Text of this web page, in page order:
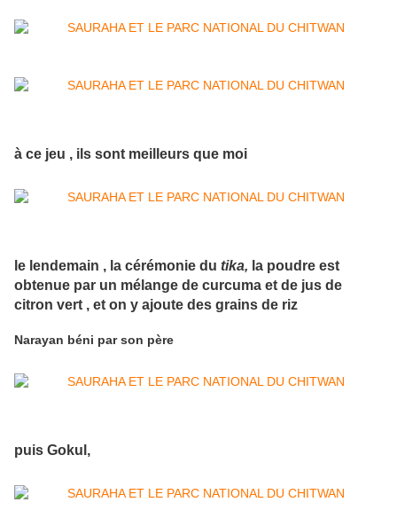
à ce jeu , ils sont meilleurs que moi
le lendemain , la cérémonie du tika, la poudre est
obtenue par un mélange de curcuma et de jus de
citron vert , et on y ajoute des grains de riz
Narayan béni par son père
puis Gokul,